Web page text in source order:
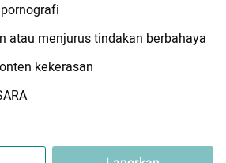
atau menjurus tindakan berbahaya
kekerasan